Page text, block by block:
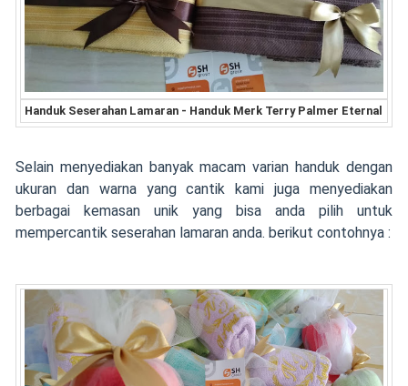
Handuk Seserahan Lamaran - Handuk Merk Terry Palmer Eternal
Selain menyediakan banyak macam varian handuk dengan
ukuran dan warna yang cantik kami juga menyediakan
berbagai kemasan unik yang bisa anda pilih untuk
mempercantik seserahan lamaran anda. berikut contohnya :